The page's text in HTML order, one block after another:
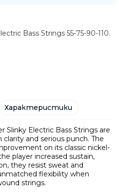
Ние ще се свържем с вас в
Bass Strings 55-75-90-110.
Характеристики
Slinky Electric Bass Strings are
and serious punch. The
on its classic nickel-
player increased sustain,
they resist sweat and
flexibility when
strings.